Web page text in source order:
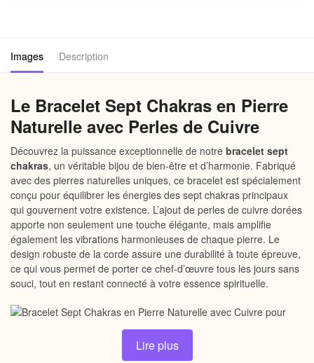
Images Description
Le Bracelet Sept Chakras en Pierre
Naturelle avec Perles de Cuivre
Découvrez la puissance exceptionnelle de notre bracelet sept
chakras, un véritable bijou de bien-être et d’harmonie. Fabriqué
avec des pierres naturelles uniques, ce bracelet est spécialement
conçu pour équilibrer les énergies des sept chakras principaux
qui gouvernent votre existence. L’ajout de perles de cuivre dorées
apporte non seulement une touche élégante, mais amplifie
également les vibrations harmonieuses de chaque pierre. Le
design robuste de la corde assure une durabilité à toute épreuve,
ce qui vous permet de porter ce chef-d’œuvre tous les jours sans
souci, tout en restant connecté à votre essence spirituelle.
Lire plus